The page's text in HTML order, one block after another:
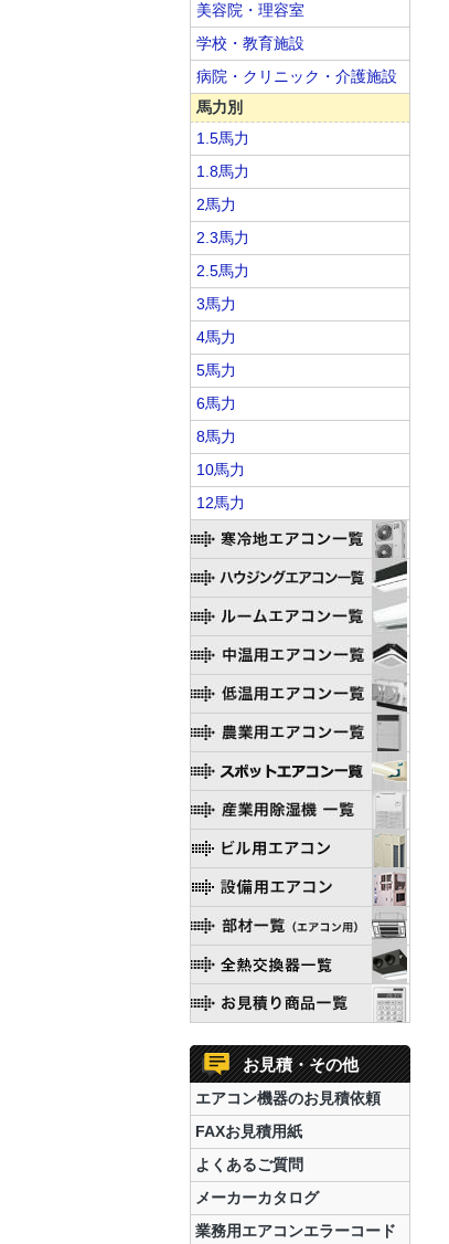
美容院・理容室
学校・教育施設
病院・クリニック・介護施設
馬力別
1.5馬力
1.8馬力
2馬力
2.3馬力
2.5馬力
3馬力
4馬力
5馬力
6馬力
8馬力
10馬力
12馬力
お見積・その他
エアコン機器のお見積依頼
FAXお見積用紙
よくあるご質問
メーカーカタログ
業務用エアコンエラーコード